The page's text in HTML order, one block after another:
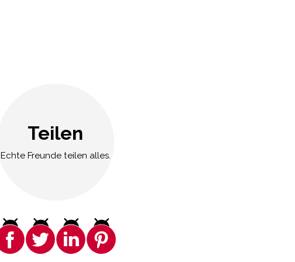
Teilen
Echte Freunde teilen alles.